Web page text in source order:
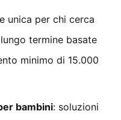
unica per chi cerca
termine basate
minimo di 15.000
bambini: soluzioni